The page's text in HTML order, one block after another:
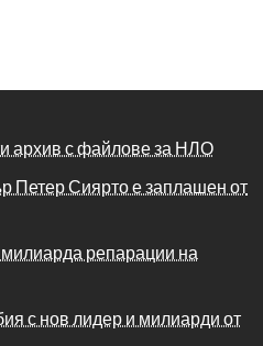
архив с файлове за НЛО
Петер Сиярто е заплашен от
репарации на
с нов лидер и милиарди от